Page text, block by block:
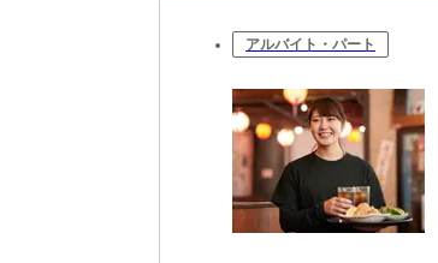
アルバイト・パート